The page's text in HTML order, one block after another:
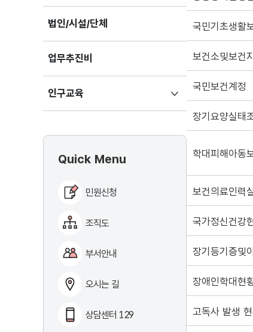
법인/시설/단체
업무추진비
인구교육
펼치기
Quick Menu
민원신청
조직도
부서안내
오시는 길
상담센터 129
국민기초생활
보건소및보건
국민보건계정
장기요양실태
학대피해아동
보건의료인력
국가정신건강
장기등기증및
장애인학대현
고독사 발생